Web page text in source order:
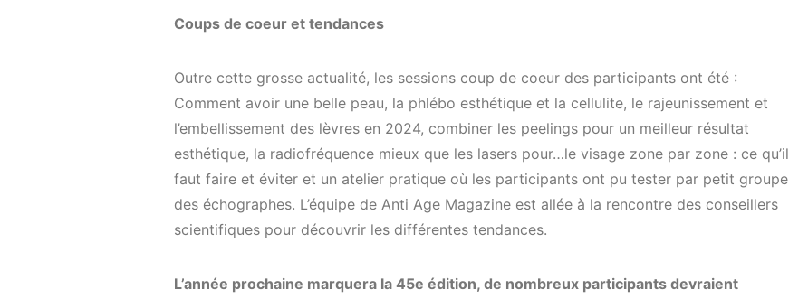
Coups de coeur et tendances
Outre cette grosse actualité, les sessions coup de coeur des participants ont été :
Comment avoir une belle peau, la phlébo esthétique et la cellulite, le rajeunissement et
l’embellissement des lèvres en 2024, combiner les peelings pour un meilleur résultat
esthétique, la radiofréquence mieux que les lasers pour…le visage zone par zone : ce qu’il
faut faire et éviter et un atelier pratique où les participants ont pu tester par petit groupe
des échographes. L’équipe de Anti Age Magazine est allée à la rencontre des conseillers
scientifiques pour découvrir les différentes tendances.
L’année prochaine marquera la 45e édition, de nombreux participants devraient